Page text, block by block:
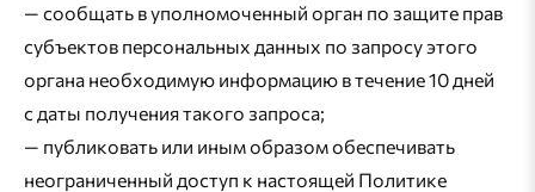
— сообщать в уполномоченный орган по защите прав
субъектов персональных данных по запросу этого
органа необходимую информацию в течение 10 дней
с даты получения такого запроса;
— публиковать или иным образом обеспечивать
неограниченный доступ к настоящей Политике